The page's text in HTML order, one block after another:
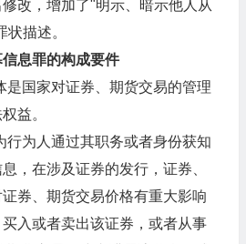
改，增加了"明示、暗示他人从
描述。
息罪的构成要件
国家对证券、期货交易的管理
益。
为人通过其职务或者身份获知
，在涉及证券的发行，证券、
券、期货交易价格有重大影响
入或者卖出该证券，或者从事